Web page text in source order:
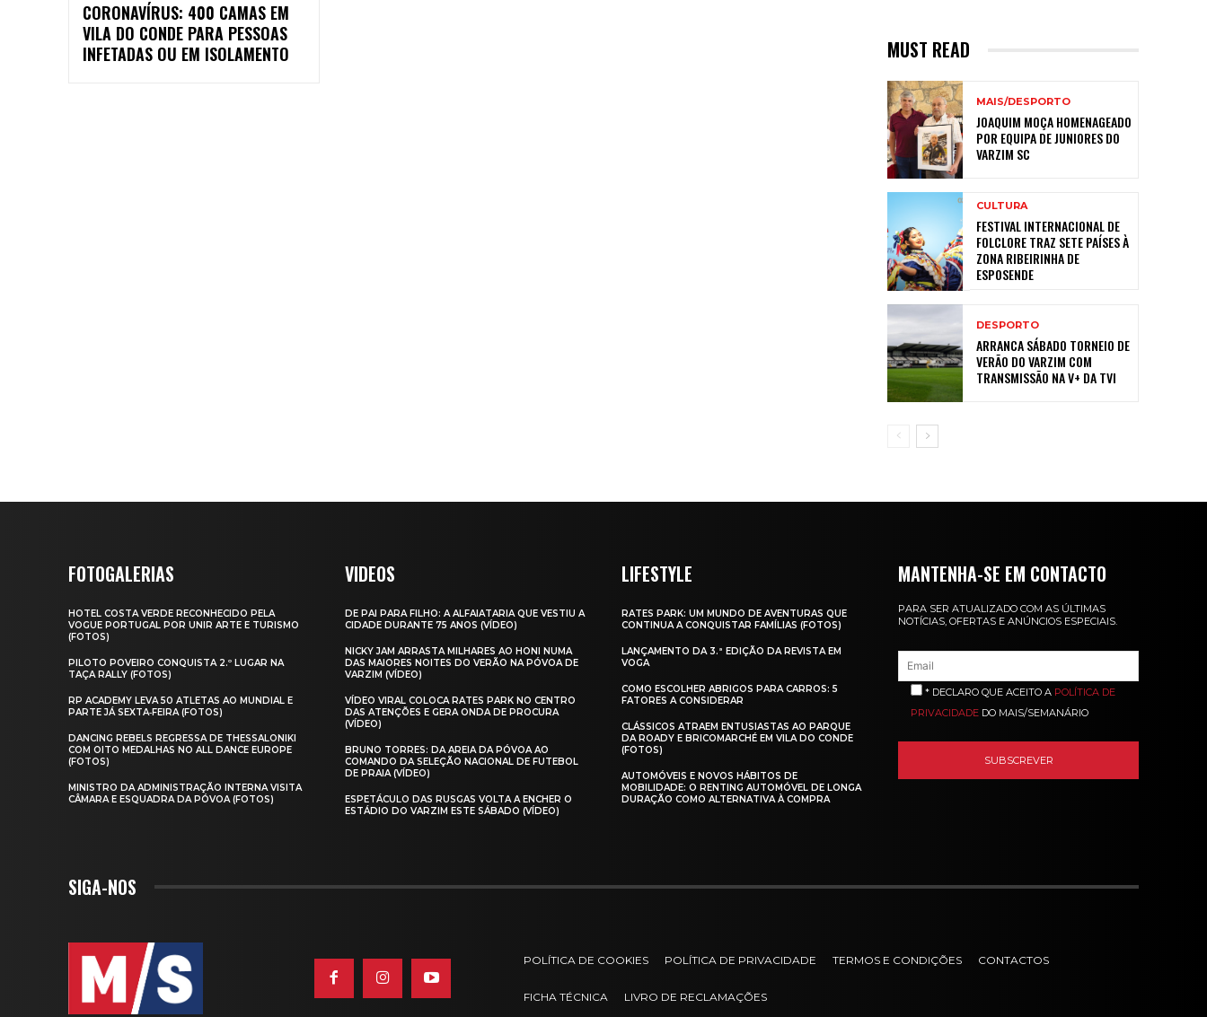
CORONAVÍRUS: 400 CAMAS EM
VILA DO CONDE PARA PESSOAS
INFETADAS OU EM ISOLAMENTO
MUST READ
MAIS/DESPORTO
JOAQUIM MOÇA HOMENAGEADO
POR EQUIPA DE JUNIORES DO
VARZIM SC
CULTURA
FESTIVAL INTERNACIONAL DE
FOLCLORE TRAZ SETE PAÍSES À
ZONA RIBEIRINHA DE
ESPOSENDE
DESPORTO
ARRANCA SÁBADO TORNEIO DE
VERÃO DO VARZIM COM
TRANSMISSÃO NA V+ DA TVI
FOTOGALERIAS
HOTEL COSTA VERDE RECONHECIDO PELA
VOGUE PORTUGAL POR UNIR ARTE E TURISMO
(FOTOS)
PILOTO POVEIRO CONQUISTA 2.º LUGAR NA
TAÇA RALLY (FOTOS)
RP ACADEMY LEVA 50 ATLETAS AO MUNDIAL E
PARTE JÁ SEXTA‑FEIRA (FOTOS)
DANCING REBELS REGRESSA DE THESSALONIKI
COM OITO MEDALHAS NO ALL DANCE EUROPE
(FOTOS)
MINISTRO DA ADMINISTRAÇÃO INTERNA VISITA
CÂMARA E ESQUADRA DA PÓVOA (FOTOS)
VIDEOS
DE PAI PARA FILHO: A ALFAIATARIA QUE VESTIU A
CIDADE DURANTE 75 ANOS (VÍDEO)
NICKY JAM ARRASTA MILHARES AO HONI NUMA
DAS MAIORES NOITES DO VERÃO NA PÓVOA DE
VARZIM (VÍDEO)
VÍDEO VIRAL COLOCA RATES PARK NO CENTRO
DAS ATENÇÕES E GERA ONDA DE PROCURA
(VÍDEO)
BRUNO TORRES: DA AREIA DA PÓVOA AO
COMANDO DA SELEÇÃO NACIONAL DE FUTEBOL
DE PRAIA (VÍDEO)
ESPETÁCULO DAS RUSGAS VOLTA A ENCHER O
ESTÁDIO DO VARZIM ESTE SÁBADO (VÍDEO)
LIFESTYLE
RATES PARK: UM MUNDO DE AVENTURAS QUE
CONTINUA A CONQUISTAR FAMÍLIAS (FOTOS)
LANÇAMENTO DA 3.ª EDIÇÃO DA REVISTA EM
VOGA
COMO ESCOLHER ABRIGOS PARA CARROS: 5
FATORES A CONSIDERAR
CLÁSSICOS ATRAEM ENTUSIASTAS AO PARQUE
DA ROADY E BRICOMARCHÉ EM VILA DO CONDE
(FOTOS)
AUTOMÓVEIS E NOVOS HÁBITOS DE
MOBILIDADE: O RENTING AUTOMÓVEL DE LONGA
DURAÇÃO COMO ALTERNATIVA À COMPRA
MANTENHA-SE EM CONTACTO
PARA SER ATUALIZADO COM AS ÚLTIMAS
NOTÍCIAS, OFERTAS E ANÚNCIOS ESPECIAIS.
* DECLARO QUE ACEITO A POLÍTICA DE
PRIVACIDADE DO MAIS/SEMANÁRIO
SIGA-NOS
POLÍTICA DE COOKIES POLÍTICA DE PRIVACIDADE TERMOS E CONDIÇÕES CONTACTOS
FICHA TÉCNICA LIVRO DE RECLAMAÇÕES